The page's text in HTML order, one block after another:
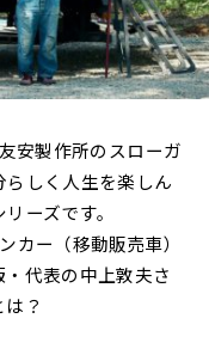
安製作所のスローガ
しく人生を楽しん
ーズです。
カー（移動販売車）
代表の中上敦夫さ
？